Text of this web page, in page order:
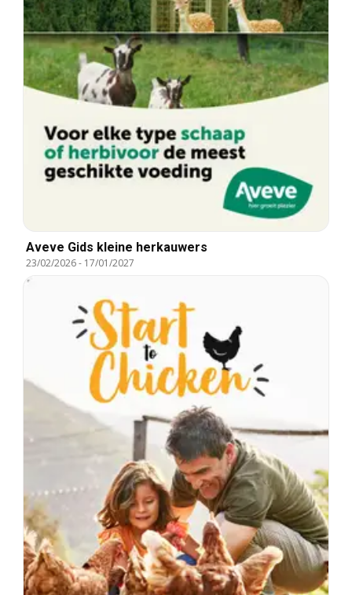
Aveve Gids kleine herkauwers
23/02/2026- 17/01/2027